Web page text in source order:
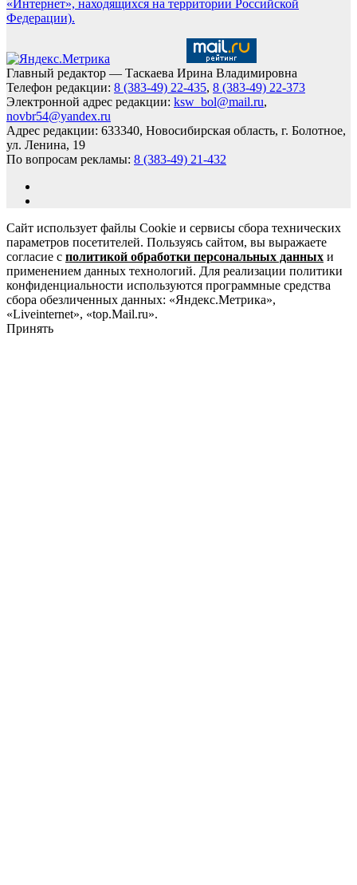
«Интернет», находящихся на территории Российской
Федерации).
Главный редактор — Таскаева Ирина Владимировна
Телефон редакции: 8 (383-49) 22-435, 8 (383-49) 22-373
Электронной адрес редакции: ksw_bol@mail.ru,
novbr54@yandex.ru
Адрес редакции: 633340, Новосибирская область, г. Болотное,
ул. Ленина, 19
По вопросам рекламы: 8 (383-49) 21-432
Сайт использует файлы Cookie и сервисы сбора технических
параметров посетителей. Пользуясь сайтом, вы выражаете
согласие с политикой обработки персональных данных и
применением данных технологий. Для реализации политики
конфиденциальности используются программные средства
сбора обезличенных данных: «Яндекс.Метрика»,
«Liveinternet», «top.Mail.ru».
Принять